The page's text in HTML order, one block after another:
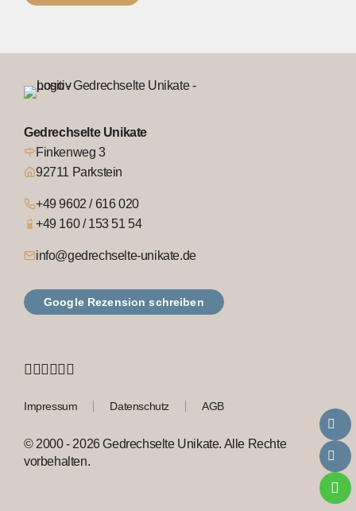
Gedrechselte Unikate
Finkenweg 3
92711 Parkstein
+49 9602 / 616 020
+49 160 / 153 51 54
info@gedrechselte-unikate.de
Google Rezension schreiben
Impressum Datenschutz AGB
© 2000 - 2026 Gedrechselte Unikate. Alle Rechte
vorbehalten.